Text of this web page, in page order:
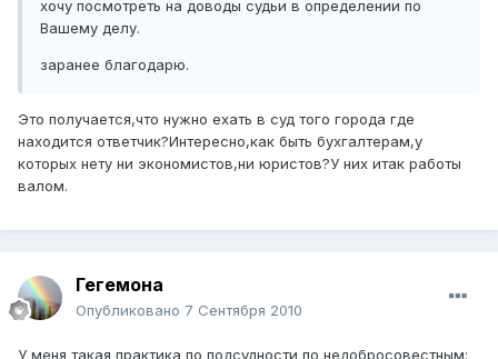
хочу посмотреть на доводы судьи в определении по
Вашему делу.
заранее благодарю.
Это получается,что нужно ехать в суд того города где
находится ответчик?Интересно,как быть бухгалтерам,у
которых нету ни экономистов,ни юристов?У них итак работы
валом.
Гегемона
Опубликовано 7 Сентября 2010
У меня такая практика по подсудности по недобросовестным: